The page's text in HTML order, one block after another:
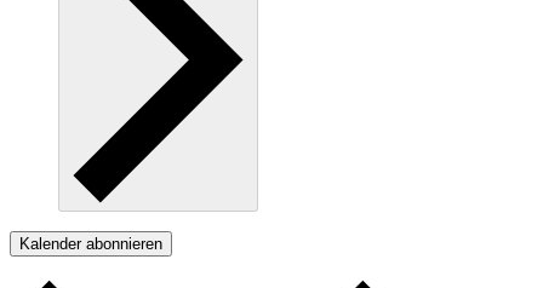
Kalender abonnieren